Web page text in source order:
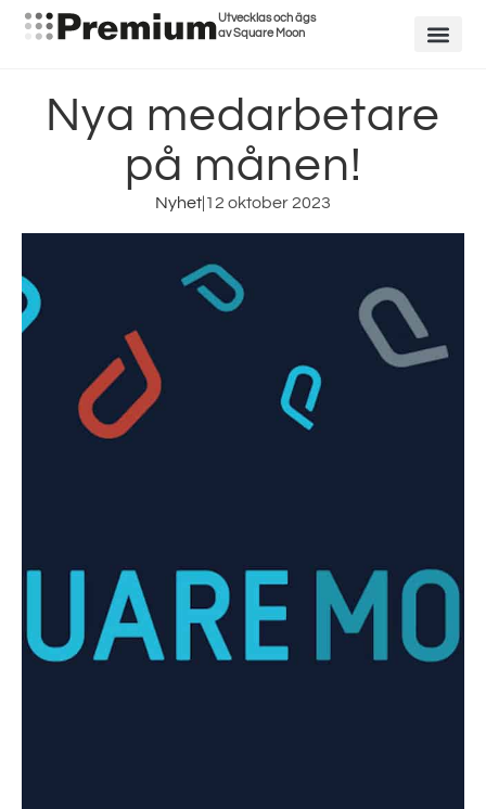
Utvecklas och ägs
av Square Moon
Nya medarbetare
på månen!
Nyhet 12 oktober 2023